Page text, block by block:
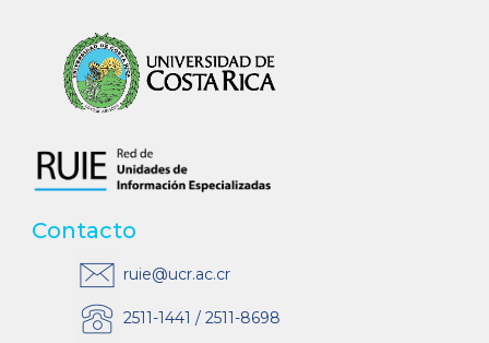
Contacto
ruie@ucr.ac.cr
2511-1441 / 2511-8698